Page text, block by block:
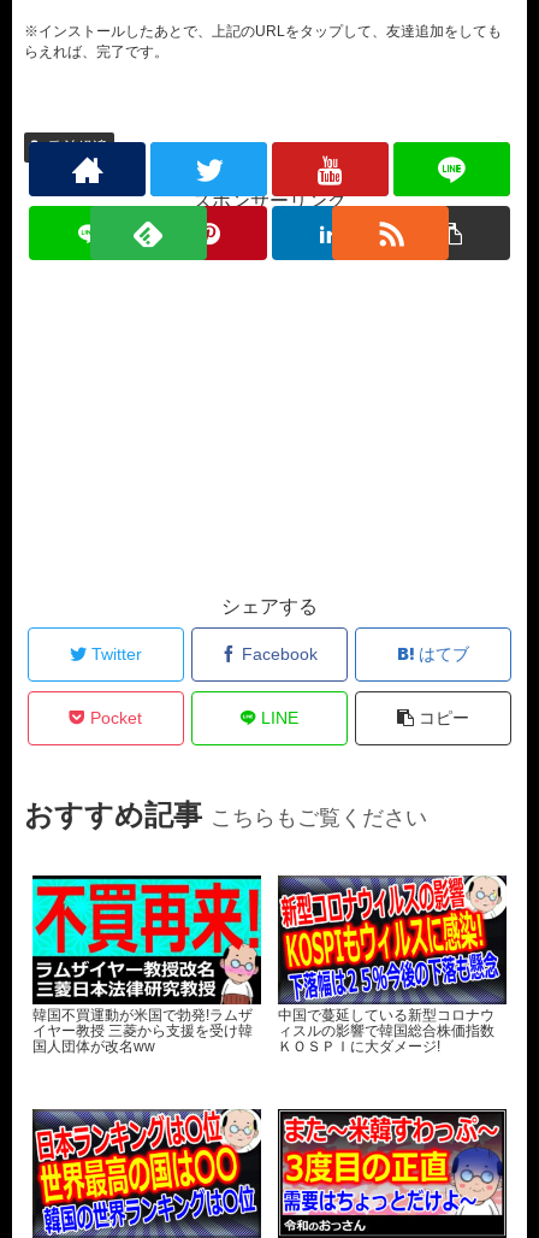
※インストールしたあとで、上記のURLをタップして、友達追加をしても
らえれば、完了です。
政治経済
スポンサーリンク
シェアする
Twitter Facebook はてブ
Pocket LINE コピー
おすすめ記事 こちらもご覧ください
韓国不買運動が米国で勃発!ラムザ
イヤー教授 三菱から支援を受け韓
国人団体が改名ww
中国で蔓延している新型コロナウ
ィスルの影響で韓国総合株価指数
ＫＯＳＰＩに大ダメージ!